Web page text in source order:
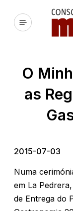
O
as
2015-07-03
Numa
em La
de Entrega do